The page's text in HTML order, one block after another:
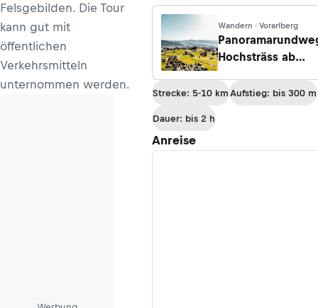
Felsgebilden. Die Tour
kann gut mit
öffentlichen
Verkehrsmitteln
unternommen werden.
Wandern · Vorarlberg
Hochsträss ab
Strecke: 5-10 km Aufstieg: bis 300 m
Dauer: bis 2 h
Anreise